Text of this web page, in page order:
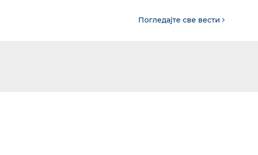
Погледајте све вести